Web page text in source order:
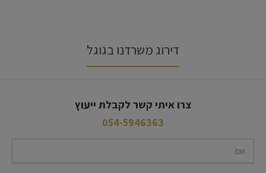
דירוג משרדנו בגוגל
צרו איתי קשר לקבלת ייעוץ
054-5946363